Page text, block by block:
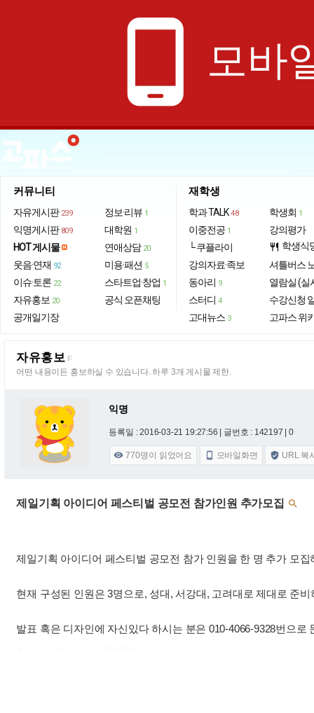
phone_android 모바
커뮤니티
자유게시판 239
익명게시판 809
HOT 게시물
웃음·연재 92
이슈·토론 22
자유홍보 20
공개일기장
정보·리뷰 1
대학원 1
연애상담 20
미용·패션 5
스타트업·창업 1
공식 오픈채팅
재학생
학과 TALK 48
이중전공 1
└ 쿠플라이
강의자료·족보
동아리 9
스터디 4
고대뉴스 3
학생회 1
강의평가
restaurant 학생식
셔틀버스
열람실 (실
수강신청
고파스 위
자유홍보 F
어떤 내용이든 홍보하실 수 있습니다. 하루 3개 게시물 제한.
익명
등록일 : 2016-03-21 19:27:56 | 글번호 : 142197 | 0
 770명이 읽었어요  모바일화면  URL 복
제일기획 아이디어 페스티벌 공모전 참가인원 추가모집 
제일기획 아이디어 페스티벌 공모전 참가 인원을 한 명 추가 모집
현재 구성된 인원은 3명으로, 성대, 서강대, 고려대로 제대로 준
발표 혹은 디자인에 자신있다 하시는 분은 010-4066-9328번으로